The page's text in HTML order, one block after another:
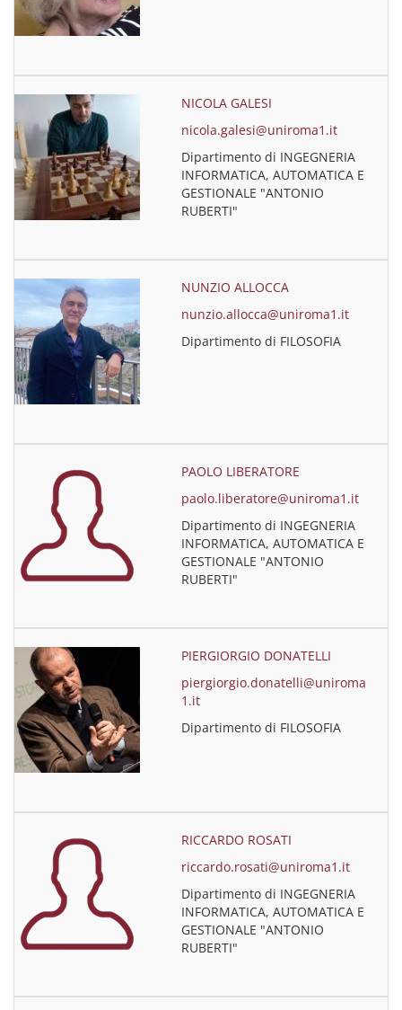
NICOLA GALESI
nicola.galesi@uniroma1.it
Dipartimento di INGEGNERIA
INFORMATICA, AUTOMATICA E
GESTIONALE "ANTONIO
RUBERTI"
NUNZIO ALLOCCA
nunzio.allocca@uniroma1.it
Dipartimento di FILOSOFIA
PAOLO LIBERATORE
paolo.liberatore@uniroma1.it
Dipartimento di INGEGNERIA
INFORMATICA, AUTOMATICA E
GESTIONALE "ANTONIO
RUBERTI"
PIERGIORGIO DONATELLI
piergiorgio.donatelli@uniroma
1.it
Dipartimento di FILOSOFIA
RICCARDO ROSATI
riccardo.rosati@uniroma1.it
Dipartimento di INGEGNERIA
INFORMATICA, AUTOMATICA E
GESTIONALE "ANTONIO
RUBERTI"